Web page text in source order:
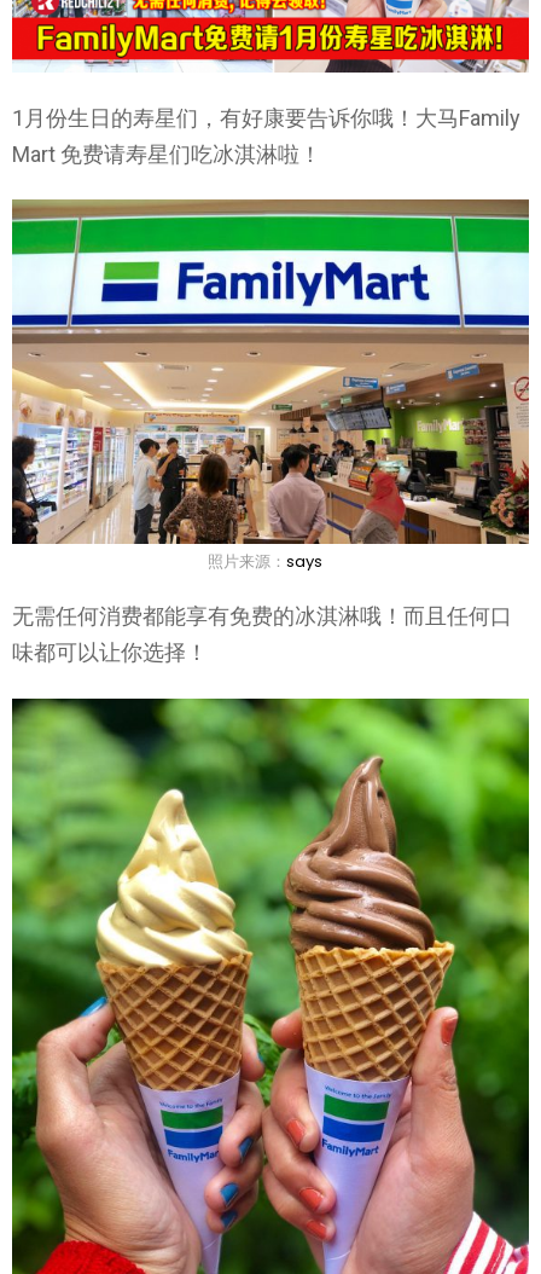
1月份生日的寿星们，有好康要告诉你哦！大马Family
Mart 免费请寿星们吃冰淇淋啦！
照片来源： says
无需任何消费都能享有免费的冰淇淋哦！而且任何口
味都可以让你选择！